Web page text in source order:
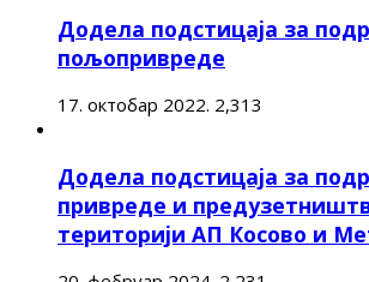
Додела подстицаја за
пољопривреде
17. октобар 2022. 2,313
Додела подстицаја за
привреде и
територији АП Косово и